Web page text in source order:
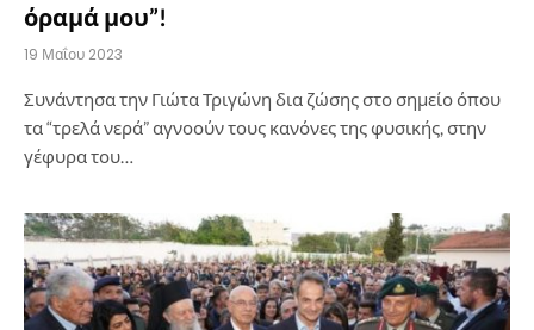
όραμά μου”!
19 Μαΐου 2023
Συνάντησα την Γιώτα Τριγώνη δια ζώσης στο σημείο όπου
τα “τρελά νερά” αγνοούν τους κανόνες της φυσικής, στην
γέφυρα του…